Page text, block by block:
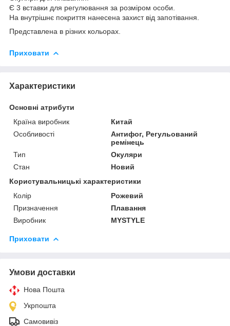
Є 3 вставки для регулювання за розміром особи.
На внутрішнє покриття нанесена захист від запотівання.
Представлена в різних кольорах.
Приховати
Характеристики
Основні атрибути
Країна виробник
Китай
Особливості
Антифог, Регульований
ремінець
Тип
Окуляри
Стан
Новий
Користувальницькі характеристики
Колір
Рожевий
Призначення
Плавання
Виробник
MYSTYLE
Приховати
Умови доставки
Нова Пошта
Укрпошта
Самовивіз